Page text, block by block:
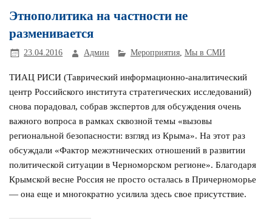
Этнополитика на частности не
разменивается
23.04.2016 Админ Мероприятия, Мы в СМИ
ТИАЦ РИСИ (Таврический информационно-аналитический
центр Российского института стратегических исследований)
снова порадовал, собрав экспертов для обсуждения очень
важного вопроса в рамках сквозной темы «вызовы
региональной безопасности: взгляд из Крыма». На этот раз
обсуждали «Фактор межэтнических отношений в развитии
политической ситуации в Черноморском регионе». Благодаря
Крымской весне Россия не просто осталась в Причерноморье
— она еще и многократно усилила здесь свое присутствие.